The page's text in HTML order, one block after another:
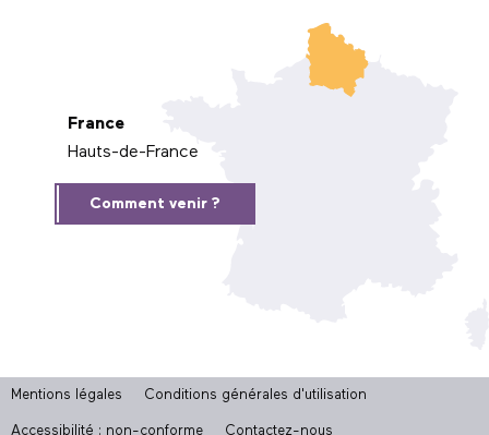
France
Hauts-de-France
Comment venir ?
Mentions légales Conditions générales d'utilisation
Accessibilité : non-conforme Contactez-nous